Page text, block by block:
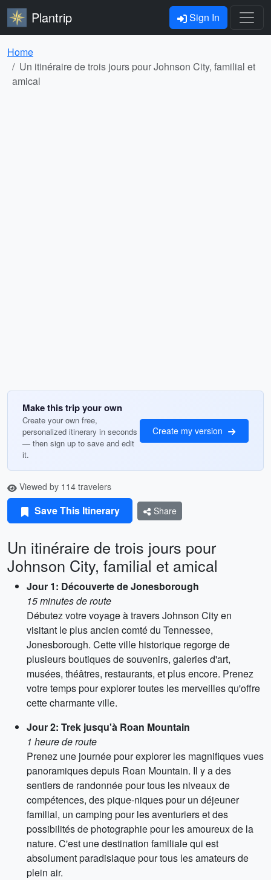
Plantrip Sign In
Home
Un itinéraire de trois jours pour Johnson City, familial et
amical
Make this trip your own
Create your own free,
personalized itinerary in seconds
— then sign up to save and edit
it.
Create my version
Viewed by 114 travelers
Save This Itinerary Share
Un itinéraire de trois jours pour
Johnson City, familial et amical
Jour 1: Découverte de Jonesborough
15 minutes de route
Débutez votre voyage à travers Johnson City en
visitant le plus ancien comté du Tennessee,
Jonesborough. Cette ville historique regorge de
plusieurs boutiques de souvenirs, galeries d'art,
musées, théâtres, restaurants, et plus encore. Prenez
votre temps pour explorer toutes les merveilles qu'offre
cette charmante ville.
Jour 2: Trek jusqu'à Roan Mountain
1 heure de route
Prenez une journée pour explorer les magnifiques vues
panoramiques depuis Roan Mountain. Il y a des
sentiers de randonnée pour tous les niveaux de
compétences, des pique-niques pour un déjeuner
familial, un camping pour les aventuriers et des
possibilités de photographie pour les amoureux de la
nature. C'est une destination familiale qui est
absolument paradisiaque pour tous les amateurs de
plein air.